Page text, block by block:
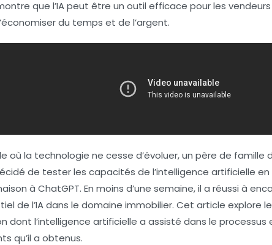
que l’IA peut être un outil efficace pour les
du temps et de l’argent.
où la technologie ne cesse d’évoluer, un père de famille
de tester les capacités de l’intelligence artificielle en
à ChatGPT. En moins d’une semaine, il a réussi à
de l’IA dans le domaine immobilier. Cet article explore
dont l’intelligence artificielle a assisté dans le
qu’il a obtenus.